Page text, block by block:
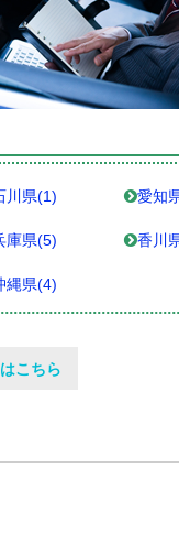
川県(1) 愛知
庫県(5) 香川
縄県(4)
こちら